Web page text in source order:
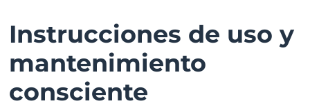
Instrucciones de uso y
mantenimiento
consciente